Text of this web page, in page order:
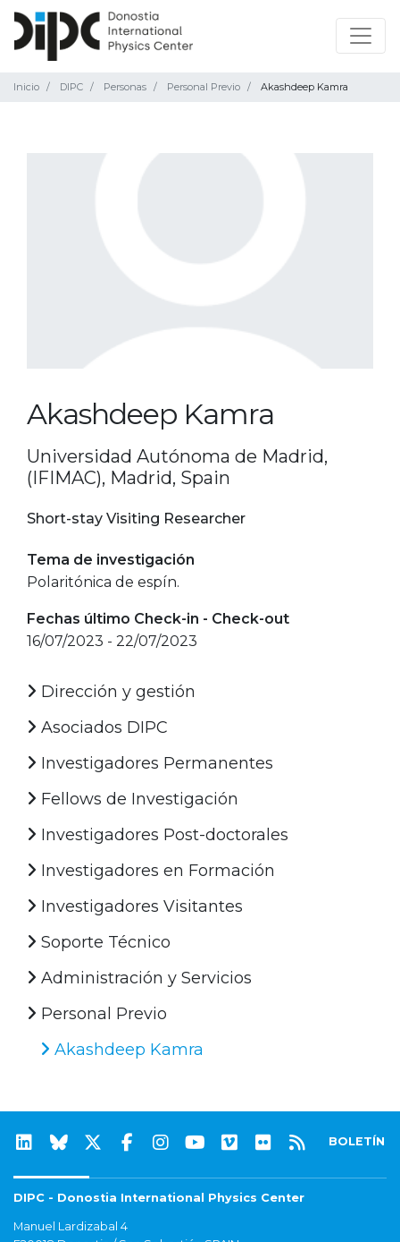
Inicio DIPC Personas Personal Previo Akashdeep Kamra
Akashdeep Kamra
Universidad Autónoma de Madrid,
(IFIMAC), Madrid, Spain
Short-stay Visiting Researcher
Tema de investigación
Polaritónica de espín.
Fechas último Check-in - Check-out
16/07/2023 - 22/07/2023
Dirección y gestión
Asociados DIPC
Investigadores Permanentes
Fellows de Investigación
Investigadores Post-doctorales
Investigadores en Formación
Investigadores Visitantes
Soporte Técnico
Administración y Servicios
Personal Previo
Akashdeep Kamra
BOLETÍN
DIPC - Donostia International Physics Center
Manuel Lardizabal 4